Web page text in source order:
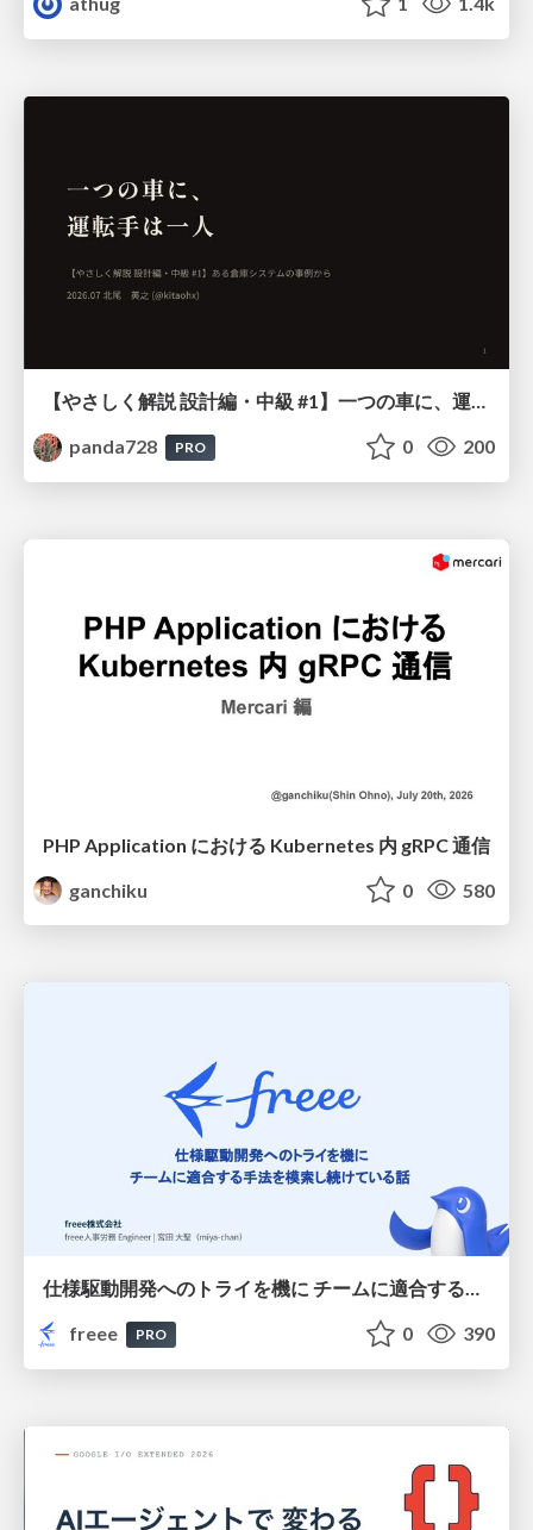
【やさしく解説 設計編・中級 #1】一つの車に、運転手は一人 ～ある倉庫システムの事例から～
panda728
PRO 0 200
PHP Application における Kubernetes 内 gRPC 通信
ganchiku
0 580
仕様駆動開発へのトライを機に チームに適合する手法を模索し続けている話
freee
PRO 0 390